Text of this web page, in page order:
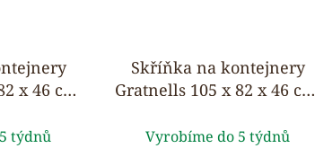
x 46 cm,
týdnů
Skříňka na kontejnery
Gratnells 105 x 82 x 46 cm,
vybavenáhodnocení
Vyrobíme do 5 týdnů